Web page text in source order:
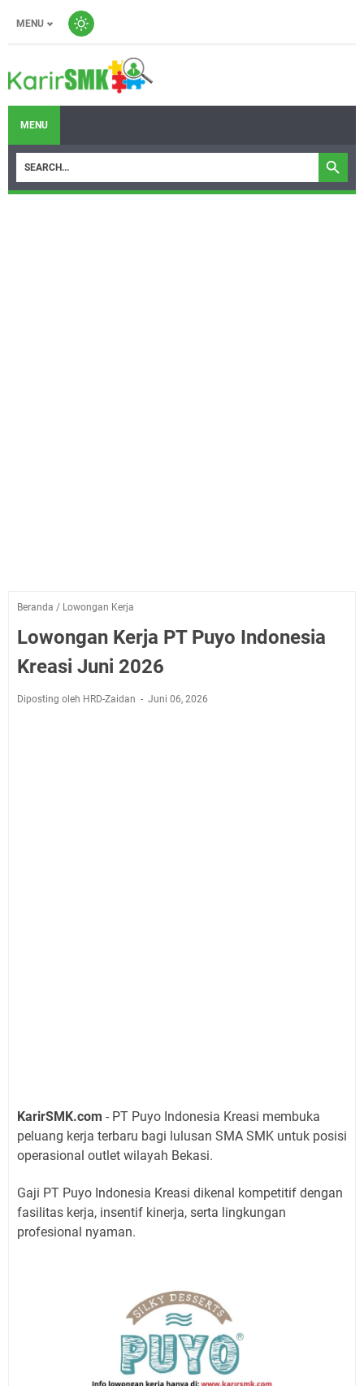
MENU
MENU
Beranda / Lowongan Kerja
Lowongan Kerja PT Puyo Indonesia
Kreasi Juni 2026
Diposting oleh HRD-Zaidan Juni 06, 2026
KarirSMK.com - PT Puyo Indonesia Kreasi membuka
peluang kerja terbaru bagi lulusan SMA SMK untuk posisi
operasional outlet wilayah Bekasi.
Gaji PT Puyo Indonesia Kreasi dikenal kompetitif dengan
fasilitas kerja, insentif kinerja, serta lingkungan
profesional nyaman.